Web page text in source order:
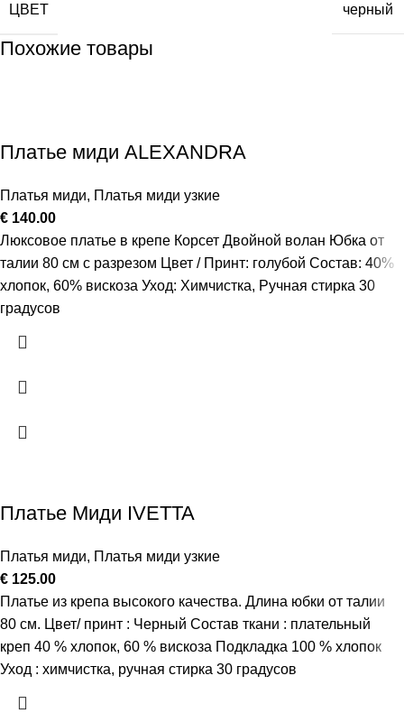
ЦВЕТ черный
Похожие товары
Платье миди ALEXANDRA
Платья миди, Платья миди узкие
€ 140.00
Люксовое платье в крепе Корсет Двойной волан Юбка от
талии 80 см с разрезом Цвет / Принт: голубой Состав: 40%
хлопок, 60% вискоза Уход: Химчистка, Ручная стирка 30
градусов
Платье Миди IVETTA
Платья миди, Платья миди узкие
€ 125.00
Платье из крепа высокого качества. Длина юбки от талии
80 см. Цвет/ принт : Черный Состав ткани : плательный
креп 40 % хлопок, 60 % вискоза Подкладка 100 % хлопок
Уход : химчистка, ручная стирка 30 градусов